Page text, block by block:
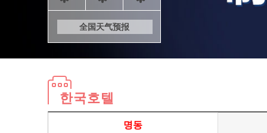
全国天气预报
한국호텔
명동